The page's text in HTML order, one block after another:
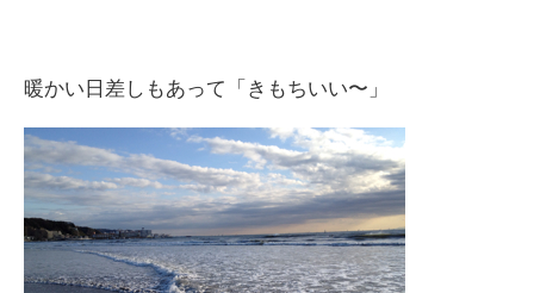
暖かい日差しもあって「きもちいい〜」